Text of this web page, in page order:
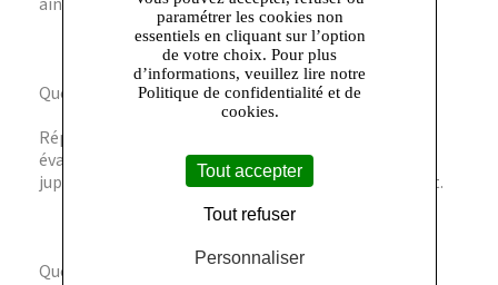
Question : Avec quoi associer la chemise Cleonor ?
Réponse : Elle se porte idéalement avec un pantalon
évasé en denim et des sandales à talons ou avec une
jupe midi fluide et des escarpins pour un look élégant.
Question : Quelle est la composition du tissu ?
paramétrer les cookies non
essentiels en cliquant sur l’option
de votre choix. Pour plus
d’informations, veuillez lire notre
Politique de confidentialité et de
cookies.
Tout accepter
Tout refuser
Personnaliser